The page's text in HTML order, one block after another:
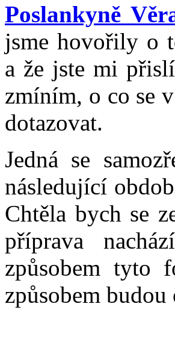
Poslankyně
jsme hovořily o
a že jste mi
zmíním, o co se
dotazovat.
Jedná se
následující
Chtěla bych se
příprava
způsobem tyto
způsobem budou